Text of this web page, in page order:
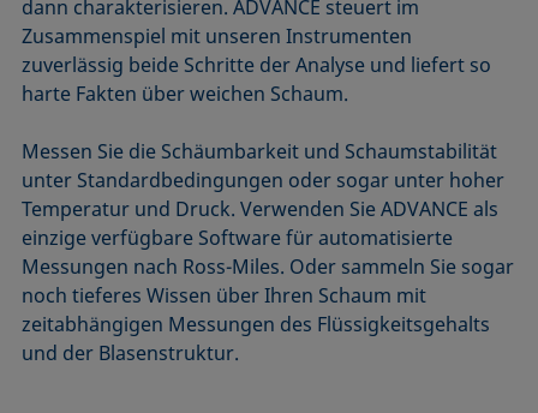
dann charakterisieren. ADVANCE steuert im
Zusammenspiel mit unseren Instrumenten
zuverlässig beide Schritte der Analyse und liefert so
harte Fakten über weichen Schaum.
Messen Sie die Schäumbarkeit und Schaumstabilität
unter Standardbedingungen oder sogar unter hoher
Temperatur und Druck. Verwenden Sie ADVANCE als
einzige verfügbare Software für automatisierte
Messungen nach Ross-Miles. Oder sammeln Sie sogar
noch tieferes Wissen über Ihren Schaum mit
zeitabhängigen Messungen des Flüssigkeitsgehalts
und der Blasenstruktur.